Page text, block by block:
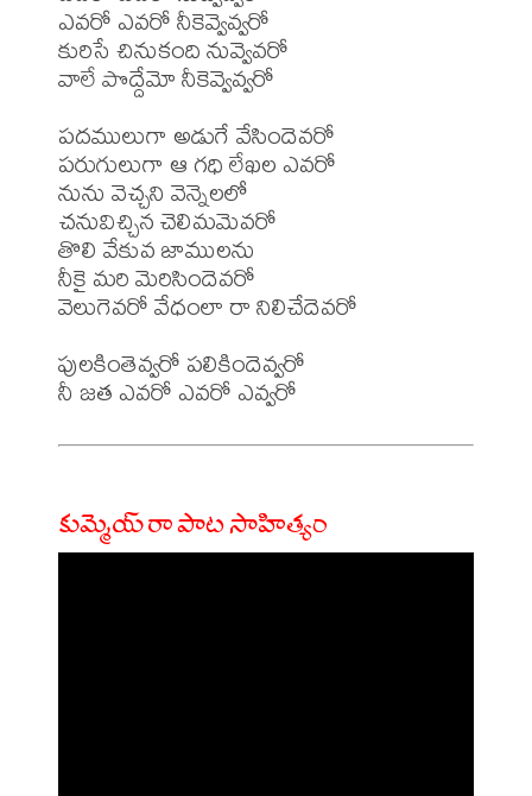
ఎవరో ఎవరో నీకెవ్వెవ్వరో
కురిసే చినుకంది నువ్వెవరో
వాలే పొద్దేమో నీకెవ్వెవ్వరో
పదములుగా అడుగే వేసిందెవరో
పరుగులుగా ఆ గధి లేఖల ఎవరో
నును వెచ్చని వెన్నెలలో
చనువిచ్చిన చెలిమమెవరో
తొలి వేకువ జాములను
నీకై మరి మెరిసిందెవరో
వెలుగెవరో వేధంలా రా నిలిచేదెవరో
పులకింతెవ్వరో పలికిందెవ్వరో
కుమ్మెయ్ రా పాట సాహిత్యం